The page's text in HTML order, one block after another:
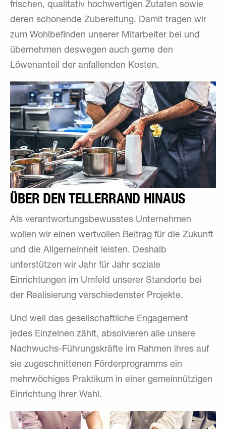
frischen, qualitativ hochwertigen Zutaten sowie
deren schonende Zubereitung. Damit tragen wir
zum Wohlbefinden unserer Mitarbeiter bei und
übernehmen deswegen auch gerne den
Löwenanteil der anfallenden Kosten.
ÜBER DEN TELLERRAND HINAUS
Als verantwortungsbewusstes Unternehmen
wollen wir einen wertvollen Beitrag für die Zukunft
und die Allgemeinheit leisten. Deshalb
unterstützen wir Jahr für Jahr soziale
Einrichtungen im Umfeld unserer Standorte bei
der Realisierung verschiedenster Projekte.
Und weil das gesellschaftliche En­ga­ge­ment
jedes Einzelnen zählt, absolvieren alle unsere
Nachwuchs-Führungskräfte im Rahmen ihres auf
sie zugeschnittenen Förderprogramms ein
mehrwöchiges Praktikum in einer gemeinnützigen
Einrichtung ihrer Wahl.